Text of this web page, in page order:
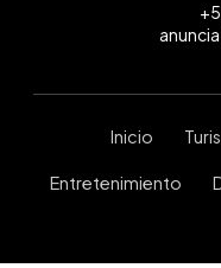
Inicio
Entretenimiento